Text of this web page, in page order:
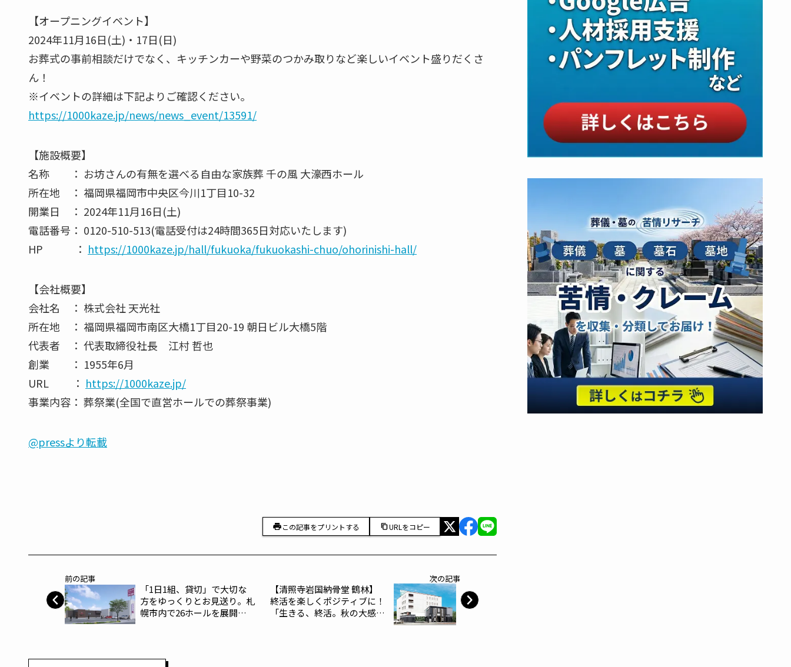
【オープニングイベント】
2024年11月16日(土)・17日(日)
お葬式の事前相談だけでなく、キッチンカーや野菜のつかみ取りなど楽しいイベント盛りだくさ
ん！
※イベントの詳細は下記よりご確認ください。
https://1000kaze.jp/news/news_event/13591/
【施設概要】
名称 ： お坊さんの有無を選べる自由な家族葬 千の風 大濠西ホール
所在地 ： 福岡県福岡市中央区今川1丁目10-32
開業日 ： 2024年11月16日(土)
電話番号： 0120-510-513(電話受付は24時間365日対応いたします)
HP ： https://1000kaze.jp/hall/fukuoka/fukuokashi-chuo/ohorinishi-hall/
【会社概要】
会社名 ： 株式会社 天光社
所在地 ： 福岡県福岡市南区大橋1丁目20-19 朝日ビル大橋5階
代表者 ： 代表取締役社長 江村 哲也
創業 ： 1955年6月
URL ： https://1000kaze.jp/
事業内容： 葬祭業(全国で直営ホールでの葬祭事業)
@pressより転載
この記事をプリントする URLをコピー
前の記事
「1日1組、貸切」で大切な
方をゆっくりとお見送り。札
幌市内で26ホールを展開す
ン～家族葬のファミーユ～
次の記事
【清照寺岩国納骨堂 鶴林】
終活を楽しくポジティブに！
「生きる、終活。秋の大感謝